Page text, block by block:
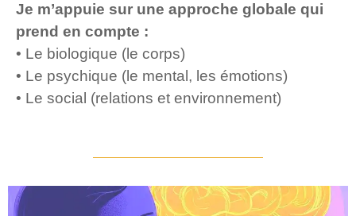
Je m’appuie sur une approche globale qui
prend en compte :
• Le biologique (le corps)
• Le psychique (le mental, les émotions)
• Le social (relations et environnement)